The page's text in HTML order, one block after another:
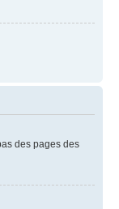
des pages des